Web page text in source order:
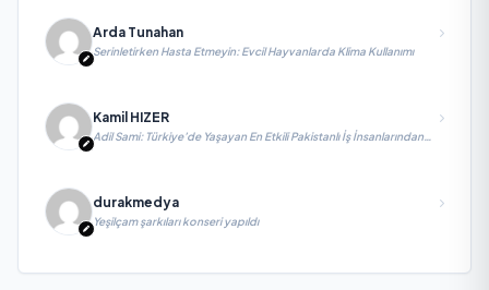
Arda Tunahan
Serinletirken Hasta Etmeyin: Evcil Hayvanlarda Klima Kullanımı
Kamil HIZER
Adil Sami: Türkiye’de Yaşayan En Etkili Pakistanlı İş İnsanlarından
durakmedya
Yeşilçam şarkıları konseri yapıldı